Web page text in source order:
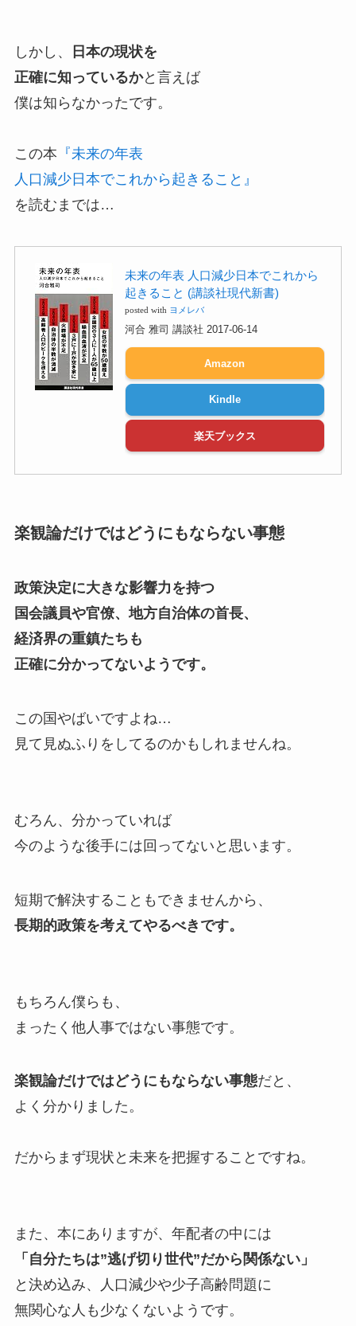
しかし、
日本の現状を
正確に知っているかと言えば
僕は知らなかったです。
この本 『未来の年表
人口減少日本でこれから起きること』
を読むまでは…
未来の年表 人口減少日本でこれから
起きること (講談社現代新書)
posted with ヨメレバ
河合 雅司 講談社 2017-06-14
Amazon
Kindle
楽天ブックス
楽観論だけではどうにもならない事態
政策決定に大きな影響力を持つ
国会議員や官僚、地方自治体の首長、
経済界の重鎮たちも
正確に分かってないようです。
この国やばいですよね…
見て見ぬふりをしてるのかもしれませんね。
むろん、分かっていれば
今のような後手には回ってないと思います。
短期で解決することもできませんから、
長期的政策を考えてやるべきです。
もちろん僕らも、
まったく他人事ではない事態です。
楽観論だけではどうにもならない事態だと、
よく分かりました。
だからまず現状と未来を把握することですね。
また、本にありますが、年配者の中には
「自分たちは”逃げ切り世代”だから関係ない」
と決め込み、人口減少や少子高齢問題に
無関心な人も少なくないようです。